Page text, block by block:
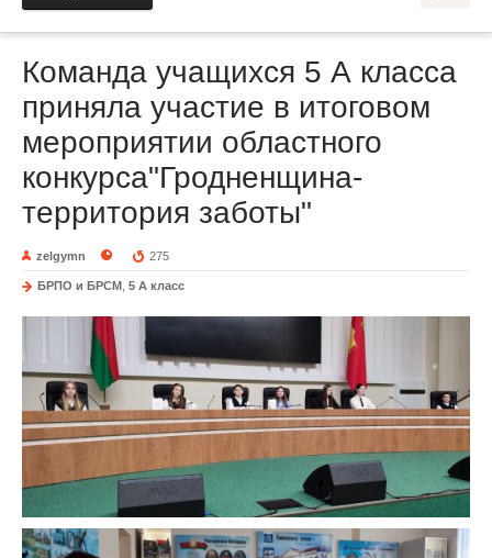
Команда учащихся 5 А класса
приняла участие в итоговом
мероприятии областного
конкурса"Гродненщина-
территория заботы"
zelgymn 275
БРПО и БРСМ 5 A класс